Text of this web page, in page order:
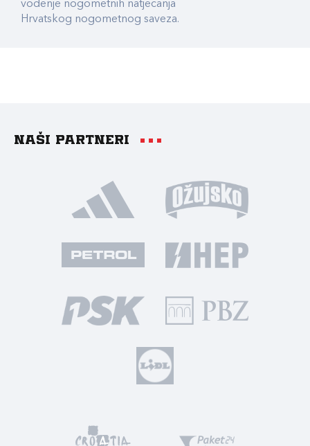
vođenje nogometnih natjecanja
Hrvatskog nogometnog saveza.
Naši partneri